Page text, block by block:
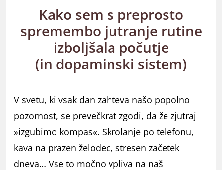
Kako sem s preprosto
spremembo jutranje rutine
izboljšala počutje
(in dopaminski sistem)
V svetu, ki vsak dan zahteva našo popolno
pozornost, se prevečkrat zgodi, da že zjutraj
»izgubimo kompas«. Skrolanje po telefonu,
kava na prazen želodec, stresen začetek
dneva… Vse to močno vpliva na naš